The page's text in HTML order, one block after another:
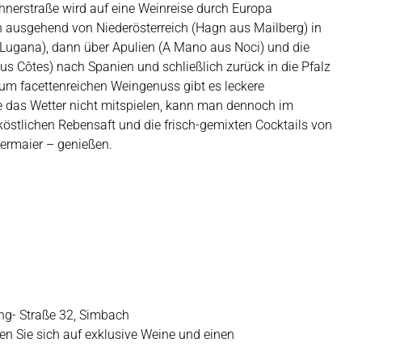
wird auf eine Weinreise durch Europa
von Niederösterreich (Hagn aus Mailberg) in
dann über Apulien (A Mano aus Noci) und die
Côtes) nach Spanien und schließlich zurück in die Pfalz
facettenreichen Weingenuss gibt es leckere
Wetter nicht mitspielen, kann man dennoch im
Rebensaft und die frisch-gemixten Cocktails von
– genießen.
Straße 32, Simbach
Sie sich auf exklusive Weine und einen